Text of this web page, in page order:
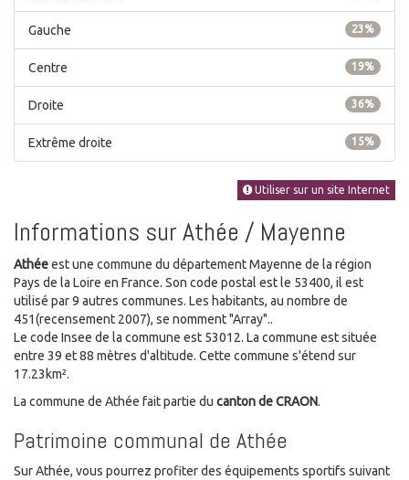
23%
Gauche
19%
Centre
36%
Droite
15%
Extrême droite
Utiliser sur un site Internet
Informations sur Athée / Mayenne
Athéeest une commune du département Mayenne de la région
Pays de la Loire en France. Son code postal est le 53400, il est
utilisé par 9 autres communes. Les habitants, au nombre de
451(recensement 2007), se nomment "Array"..
Le code Insee de la commune est 53012. La commune est située
entre 39 et 88 mètres d'altitude. Cette commune s'étend sur
17.23km².
La commune de Athée fait partie du canton de CRAON.
Patrimoine communal de Athée
Sur Athée, vous pourrez profiter des équipements sportifs suivant